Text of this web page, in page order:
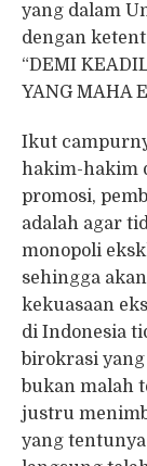
yang dalam
dengan
“DEMI
YANG MAHA
Ikut
hakim-hakim
promosi,
adalah agar
monopoli
sehingga
kekuasaan
di Indonesia
birokrasi
bukan malah
justru
yang